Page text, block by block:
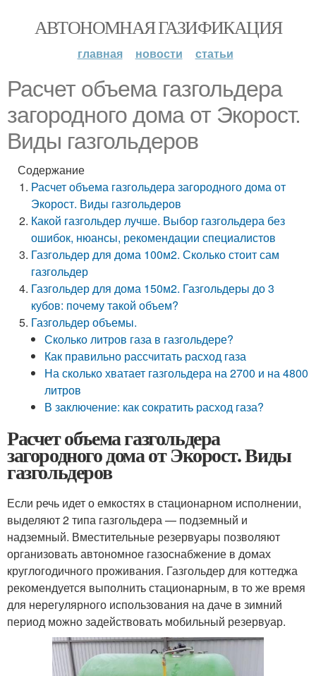
АВТОНОМНАЯ ГАЗИФИКАЦИЯ
главная новости статьи
Расчет объема газгольдера
загородного дома от Экорост.
Виды газгольдеров
Содержание
Расчет объема газгольдера загородного дома от
Экорост. Виды газгольдеров
Какой газгольдер лучше. Выбор газгольдера без
ошибок, нюансы, рекомендации специалистов
Газгольдер для дома 100м2. Сколько стоит сам
газгольдер
Газгольдер для дома 150м2. Газгольдеры до 3
кубов: почему такой объем?
Газгольдер объемы.
Сколько литров газа в газгольдере?
Как правильно рассчитать расход газа
На сколько хватает газгольдера на 2700 и на 4800
литров
В заключение: как сократить расход газа?
Расчет объема газгольдера
загородного дома от Экорост. Виды
газгольдеров
Если речь идет о емкостях в стационарном исполнении,
выделяют 2 типа газгольдера — подземный и
надземный. Вместительные резервуары позволяют
организовать автономное газоснабжение в домах
круглогодичного проживания. Газгольдер для коттеджа
рекомендуется выполнить стационарным, в то же время
для нерегулярного использования на даче в зимний
период можно задействовать мобильный резервуар.